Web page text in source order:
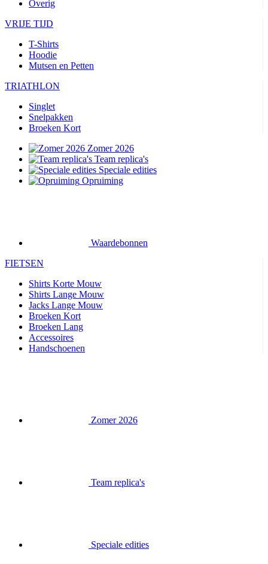
Overig
VRIJE TIJD
T-Shirts
Hoodie
Mutsen en Petten
TRIATHLON
Singlet
Snelpakken
Broeken Kort
Zomer 2026
Team replica's
Speciale edities
Opruiming
Shirts Lange Mouw
Broeken Kort
Accessoires
Handschoenen